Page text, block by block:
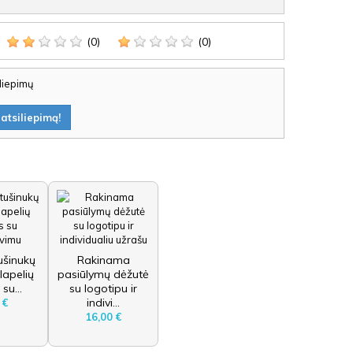
(0) (0)
€
Rakinama
pasiūlymų dėžutė
su logotipu ir
indivi...
16,00 €